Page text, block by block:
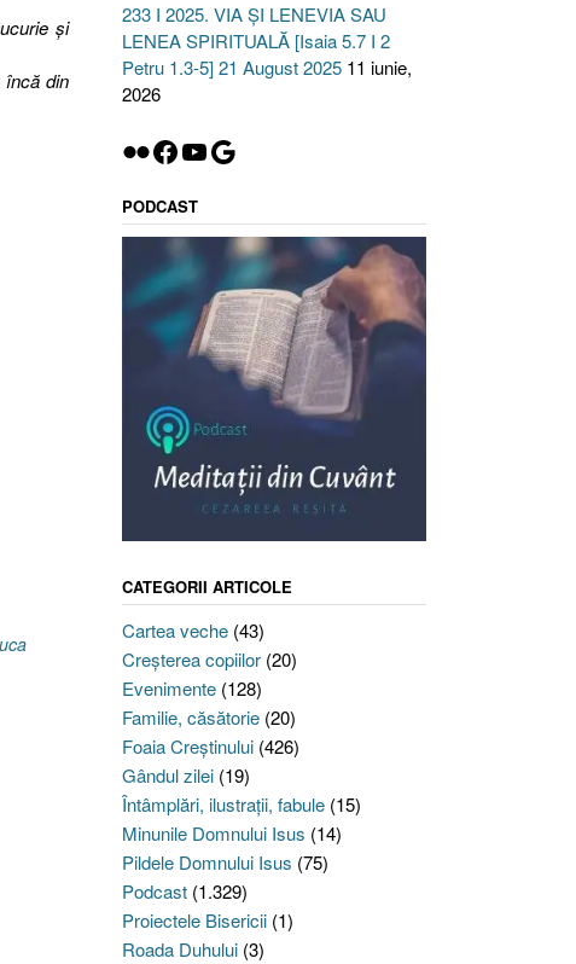
şi
din
233 I 2025. VIA ȘI LENEVIA SAU
LENEA SPIRITUALĂ [Isaia 5.7 I 2
Petru 1.3-5] 21 August 2025 11 iunie,
2026
Flickr
Facebook
YouTube
Google
PODCAST
CATEGORII ARTICOLE
Cartea veche(43)
Creşterea copiilor(20)
Evenimente(128)
Familie, căsătorie(20)
Foaia Creştinului(426)
Gândul zilei(19)
Întâmplări, ilustraţii, fabule(15)
Minunile Domnului Isus (14)
Pildele Domnului Isus (75)
Podcast(1.329)
Proiectele Bisericii(1)
Roada Duhului(3)